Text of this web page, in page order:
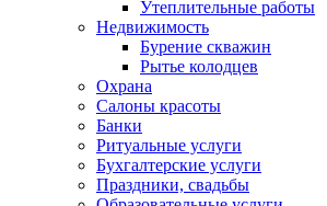
Утеплительные работы
Недвижимость
Бурение скважин
Рытье колодцев
Охрана
Салоны красоты
Банки
Ритуальные услуги
Бухгалтерские услуги
Праздники, свадьбы